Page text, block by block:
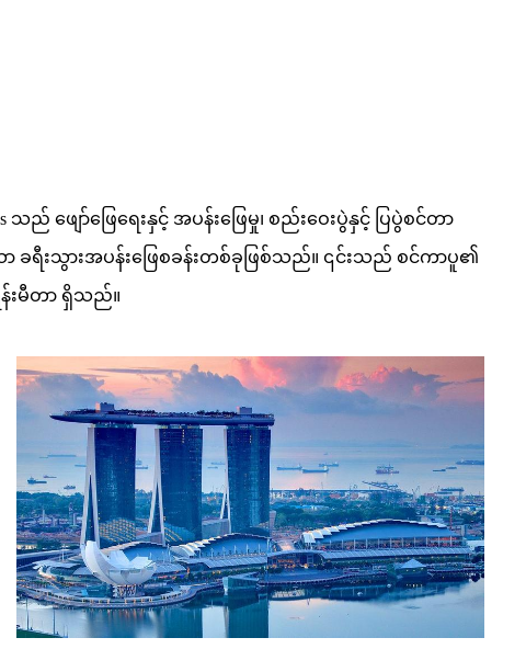
ဖျော်ဖြေရေးနှင့် အပန်းဖြေမှု၊ စည်းဝေးပွဲနှင့် ပြပွဲစင်တာ
ာ ခရီးသွားအပန်းဖြေစခန်းတစ်ခုဖြစ်သည်။ ၎င်းသည် စင်ကာပူ၏
န်းမီတာ ရှိသည်။